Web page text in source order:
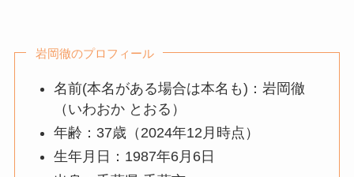
岩岡徹のプロフィール
名前(本名がある場合は本名も)：岩岡徹
（いわおか とおる）
年齢：37歳（2024年12月時点）
生年月日：1987年6月6日